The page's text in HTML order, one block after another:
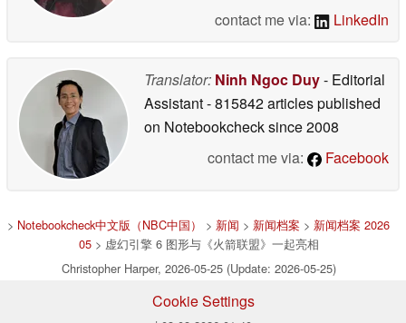
contact me via:
LinkedIn
Translator: Ninh Ngoc Duy- Editorial
Assistant- 815842 articles published
on Notebookchecksince 2008
contact me via:
Facebook
> Notebookcheck中文版（NBC中国） > 新闻 > 新闻档案 > 新闻档案 2026
05> 虚幻引擎 6 图形与《火箭联盟》一起亮相
Christopher Harper, 2026-05-25 (Update: 2026-05-25)
Cookie Settings